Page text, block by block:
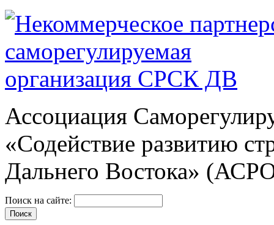
Ассоциация
«Содействие развитию
Дальнего Востока»
Поиск на сайте: